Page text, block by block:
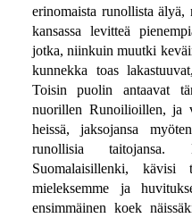
erinomaista runollista
kansassa levitteä
jotka, niinkuin muutki
kunnekka toas
Toisin puolin antaavat
nuorillen Runoilioillen, ja
heissä, jaksojansa
runollisia taitojansa.
Suomalaisillenki, kävisi
mieleksemme ja
ensimmäinen koek